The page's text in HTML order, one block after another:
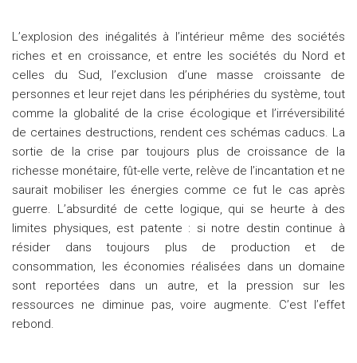
L’explosion des inégalités à l’intérieur même des sociétés
riches et en croissance, et entre les sociétés du Nord et
celles du Sud, l’exclusion d’une masse croissante de
personnes et leur rejet dans les périphéries du système, tout
comme la globalité de la crise écologique et l’irréversibilité
de certaines destructions, rendent ces schémas caducs. La
sortie de la crise par toujours plus de croissance de la
richesse monétaire, fût-elle verte, relève de l’incantation et ne
saurait mobiliser les énergies comme ce fut le cas après
guerre. L’absurdité de cette logique, qui se heurte à des
limites physiques, est patente : si notre destin continue à
résider dans toujours plus de production et de
consommation, les économies réalisées dans un domaine
sont reportées dans un autre, et la pression sur les
ressources ne diminue pas, voire augmente. C’est l’effet
rebond.